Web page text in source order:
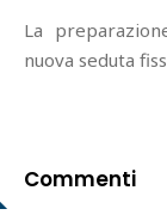
La
nuova seduta
Commenti